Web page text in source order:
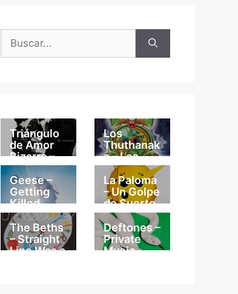
Triángulo
de Amor
Bizarro –
Mi
Catedral
Los
Thuthanak
a – Los
Thuthanak
a
Geese –
Getting
Killed
La Paloma
– Un Golpe
de Suerte
The Beths
– Straight
Line Was a
Deftones –
Private
Music